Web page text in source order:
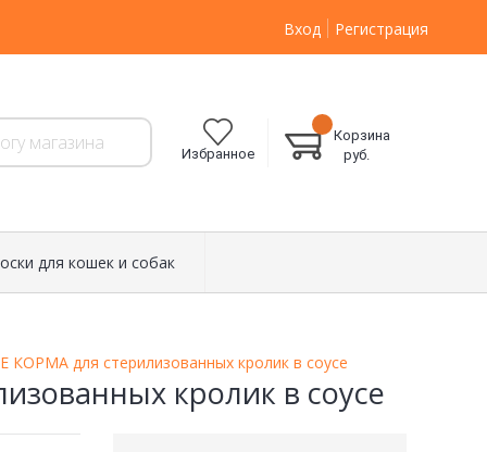
Вход Регистрация
Избранное
Корзина
руб.
для кошек и собак
для стерилизованных кролик в соусе
кролик в соусе